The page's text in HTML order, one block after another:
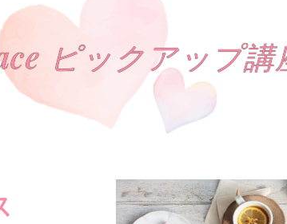
ピックアップ講